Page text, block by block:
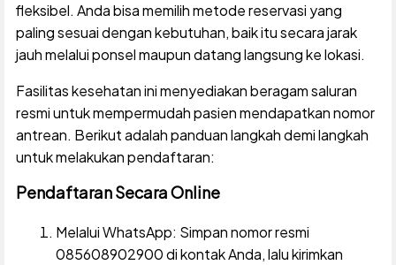
fleksibel. Anda bisa memilih metode reservasi yang
paling sesuai dengan kebutuhan, baik itu secara jarak
jauh melalui ponsel maupun datang langsung ke lokasi.
Fasilitas kesehatan ini menyediakan beragam saluran
resmi untuk mempermudah pasien mendapatkan nomor
antrean. Berikut adalah panduan langkah demi langkah
untuk melakukan pendaftaran:
Pendaftaran Secara Online
Melalui WhatsApp: Simpan nomor resmi
085608902900 di kontak Anda, lalu kirimkan